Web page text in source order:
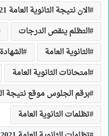
الان نتيجة الثانوية العامة 2021 موقع الوزارة
التظلم ينقص الدرجات
الثانوية العامة
امتحانات الثانوية العامة
برقم الجلوس موقع نتيجة
تظلمات الثانوية العامة